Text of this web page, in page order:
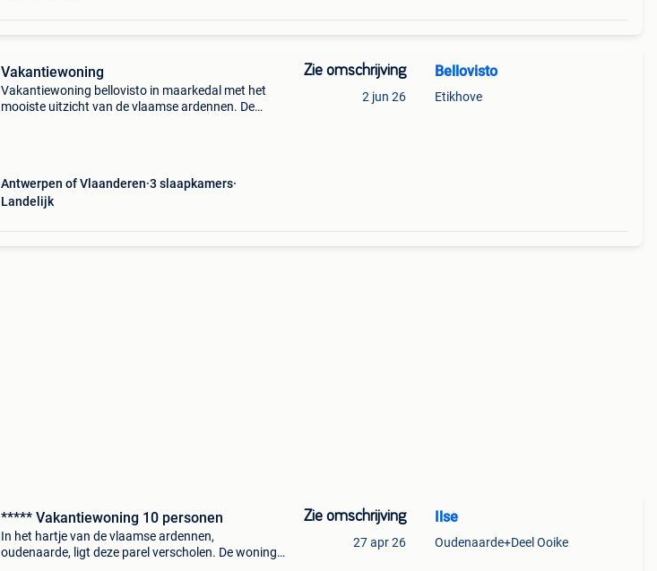
Vakantiewoning
Vakantiewoning bellovisto in maarkedal met het
mooiste uitzicht van de vlaamse ardennen. De
Antwerpen of Vlaanderen 3 slaapkamers
Landelijk
Zie omschrijving
2 jun 26
Bellovisto
Etikhove
***** Vakantiewoning 10 personen
In het hartje van de vlaamse ardennen,
oudenaarde, ligt deze parel verscholen. De woning
Zie omschrijving
27 apr 26
Ilse
Oudenaarde+Deel Ooike